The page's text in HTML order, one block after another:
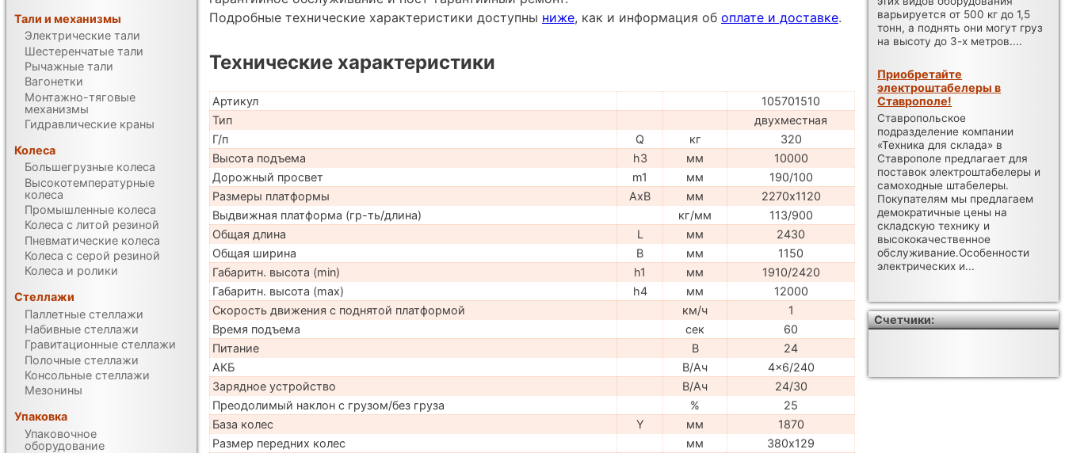
Подробные технические характеристики доступны ниже, как и информация об оплате и доставке.
Технические характеристики
Артикул
105701510
Тип
двухместная
Г/п
Q кг
320
Высота подъема
h3 мм
10000
Дорожный просвет
m1 мм
190/100
Размеры платформы
AxB мм
2270х1120
Выдвижная платформа (гр-ть/длина)
кг/мм
113/900
Общая длина
L мм
2430
Общая ширина
B мм
1150
Габаритн. высота (min)
h1 мм
1910/2420
Габаритн. высота (max)
h4 мм
12000
Скорость движения с поднятой платформой
км/ч
1
Время подъема
сек
60
Питание
В
24
АКБ
В/Ач
4x6/240
Зарядное устройство
В/Ач
24/30
Преодолимый наклон с грузом/без груза
%
25
База колес
Y мм
1870
Размер передних колес
мм
380х129
Тали и механизмы
Электрические тали
Шестеренчатые тали
Рычажные тали
Вагонетки
Монтажно-тяговые
механизмы
Гидравлические краны
Колеса
Большегрузные колеса
Высокотемпературные
колеса
Промышленные колеса
Колеса с литой резиной
Пневматические колеса
Колеса с серой резиной
Колеса и ролики
Стеллажи
Паллетные стеллажи
Набивные стеллажи
Гравитационные стеллажи
Полочные стеллажи
Консольные стеллажи
Мезонины
Упаковка
Упаковочное
оборудование
варьируется от 500 кг до 1,5
тонн, а поднять они могут груз
на высоту до 3-х метров....
Приобретайте
электроштабелеры в
Ставрополе!
Ставропольское
подразделение компании
«Техника для склада» в
Ставрополе предлагает для
поставок электроштабелеры и
самоходные штабелеры.
Покупателям мы предлагаем
демократичные цены на
складскую технику и
высококачественное
обслуживание.Особенности
электрических и...
Счетчики: